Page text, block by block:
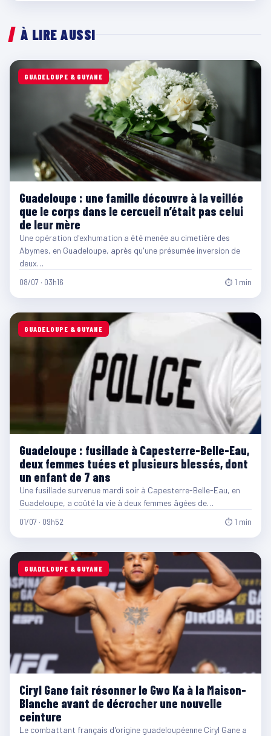
À LIRE AUSSI
GUADELOUPE & GUYANE
Guadeloupe : une famille découvre à la veillée
que le corps dans le cercueil n’était pas celui
de leur mère
Une opération d'exhumation a été menée au cimetière des
Abymes, en Guadeloupe, après qu'une présumée inversion de
deux…
08/07 · 03h16 ⏱ 1 min
GUADELOUPE & GUYANE
Guadeloupe : fusillade à Capesterre-Belle-Eau,
deux femmes tuées et plusieurs blessés, dont
un enfant de 7 ans
Une fusillade survenue mardi soir à Capesterre-Belle-Eau, en
Guadeloupe, a coûté la vie à deux femmes âgées de…
01/07 · 09h52 ⏱ 1 min
GUADELOUPE & GUYANE
Ciryl Gane fait résonner le Gwo Ka à la Maison-
Blanche avant de décrocher une nouvelle
ceinture
Le combattant français d'origine guadeloupéenne Ciryl Gane a